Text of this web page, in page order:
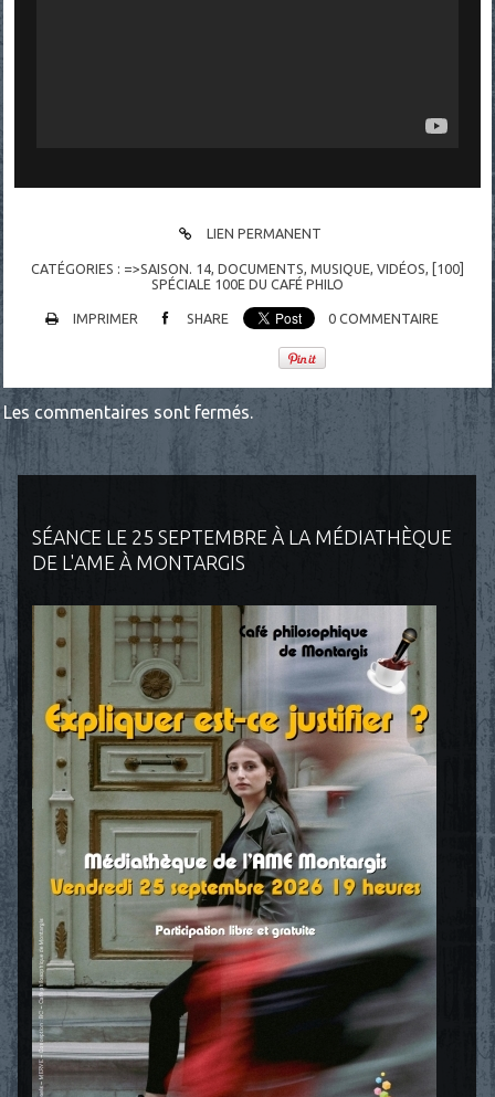
SÉANCE LE 25 SEPTEMBRE À LA MÉDIATHÈQUE
DE L'AME À MONTARGIS
LIEN PERMANENT
CATÉGORIES : =>SAISON. 14, DOCUMENTS, MUSIQUE, VIDÉOS,
[100]
SPÉCIALE 100E DU CAFÉ PHILO
IMPRIMER SHARE 0 COMMENTAIRE
Les commentaires sont fermés.